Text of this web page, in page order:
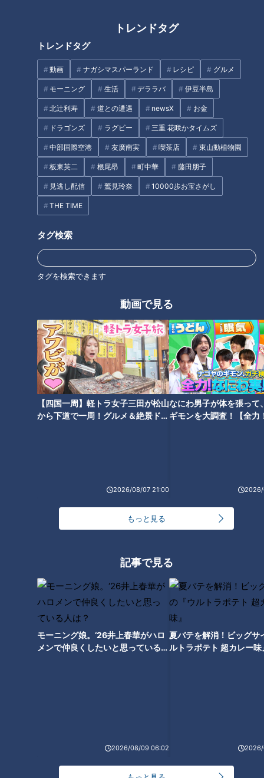
トレンドタグ
トレンドタグ
動画 ナガシマスパーランド レシピ グルメ
モーニング 生活 デララバ 伊豆半島
北辻利寿 道との遭遇 newsX お金
ドラゴンズ ラグビー 三重 花咲かタイムズ
中部国際空港 友廣南実 喫茶店 東山動植物園
板東英二 根尾昂 町中華 藤田朋子
見逃し配信 鷲見玲奈 10000歩お宝さがし
THE TIME
タグ検索
タグを検索できます
動画で見る
【四国一周】軽トラ女子三田が松山
から下道で一周！グルメ＆絶景ドラ
2026/08/07 21:00
なにわ男子が体を張って
ギモンを大調査！【全力
2026/
もっと見る
記事で見る
モーニング娘。‘26井上春華がハロ
メンで仲良くしたいと思っている人
2026/08/09 06:02
夏バテを解消！ビッグサ
ルトラポテト 超カレー味
2026/
「ピーマンとちくわ、じゃこの
炒めもの」の作り方【キユーピ
ー３分クッキング】
「ささ身となすの香り南蛮漬
け」の作り方【キユーピー３分
クッキング】
タグ
エンタメ ちょい足し テレビ番組 ミキ
オススメ関連コンテンツ
みちょぱ「怖い怖い…」ロケで
山道進む芸人に“不可解現象”頻
発 既視感ある看板や人々 道端
の真新しい手帳に『2015年』
スギちゃん、ロケ地の山道がワ
イルド過ぎてワイルドさ影を潜
める 折れそうな丸太橋を迂回
し“賢明な判断だぜぇ”
の“緊急事態” 山中に響いたスタ
ッフの声「避難！」
ランキング
RANKING